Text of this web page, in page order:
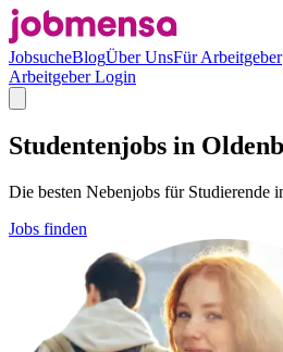
JobsucheBlogÜber UnsFür Arbeitgeber
Arbeitgeber Login
Studentenjobs in
Die besten Nebenjobs für Studierende
Jobs finden